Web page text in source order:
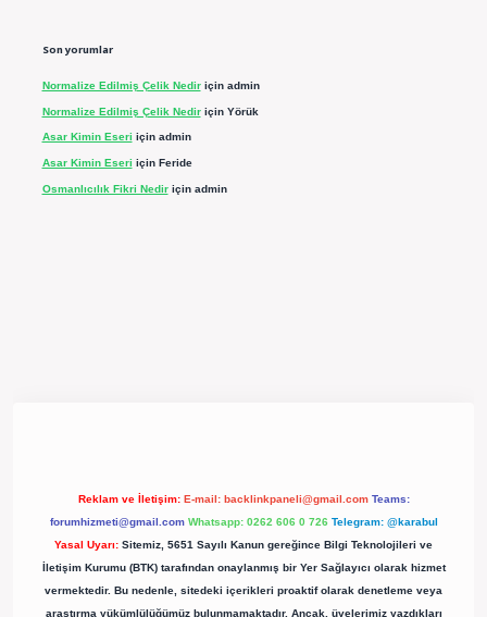
Son yorumlar
Normalize Edilmiş Çelik Nediriçin admin
Normalize Edilmiş Çelik Nediriçin Yörük
Asar Kimin Eseri için admin
Asar Kimin Eseri için Feride
Osmanlıcılık Fikri Nediriçin admin
Reklam ve İletişim: E-mail: backlinkpaneli@gmail.com Teams:
forumhizmeti@gmail.com Whatsapp: 0262 606 0 726 Telegram: @karabul
Yasal Uyarı: Sitemiz, 5651 Sayılı Kanun gereğince Bilgi Teknolojileri ve
İletişim Kurumu (BTK) tarafından onaylanmış bir Yer Sağlayıcı olarak hizmet
vermektedir. Bu nedenle, sitedeki içerikleri proaktif olarak denetleme veya
araştırma yükümlülüğümüz bulunmamaktadır. Ancak, üyelerimiz yazdıkları